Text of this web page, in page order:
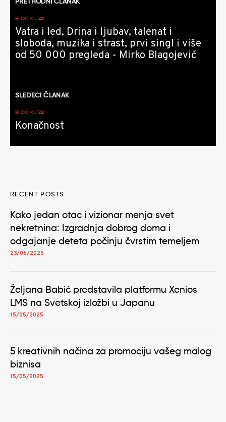
članaka
PRETHODNI ČLANAK
BLOG KUTAK
Vatra i led, Drina i ljubav, talenat i
sloboda, muzika i strast, prvi singl i više
od 50 000 pregleda - Mirko Blagojević
SLEDEĆI ČLANAK
BLOG KUTAK
Konačnost
RECENT POSTS
Kako jedan otac i vizionar menja svet
nekretnina: Izgradnja dobrog doma i
odgajanje deteta počinju čvrstim temeljem
23/06/2025
Željana Babić predstavila platformu Xenios
LMS na Svetskoj izložbi u Japanu
15/05/2025
5 kreativnih načina za promociju vašeg malog
biznisa
15/05/2025